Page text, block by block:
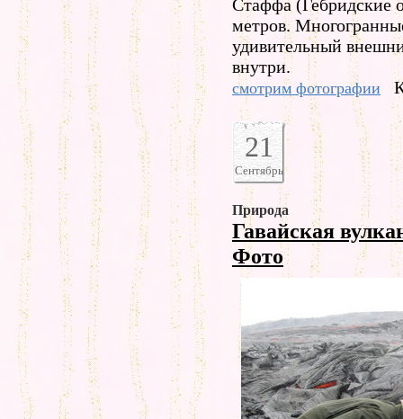
Стаффа (Гебридские
метров.
удивительный
внутри.
смотрим фотографии
21
Сентябрь
Природа
Гавайская
Фото